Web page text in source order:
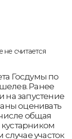
Госдумы по
Ранее
на запустение
оценивать
общая
участок